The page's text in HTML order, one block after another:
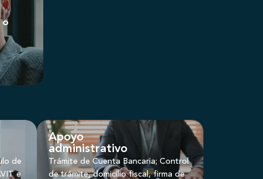
o
de
e
Apoyo
administrativo
Trámite de Cuenta Bancaria; Control
de trámite, domicilio fiscal, firma de